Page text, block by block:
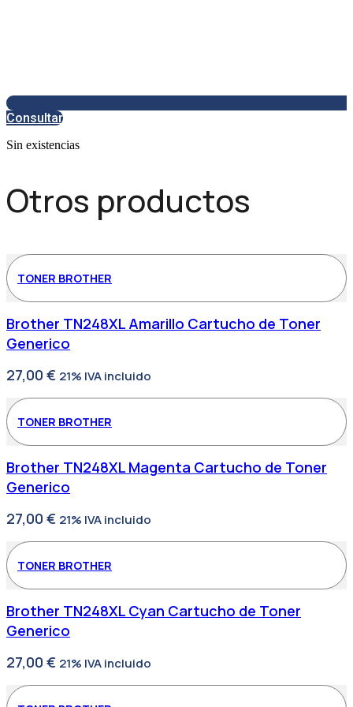
Consultar
Sin existencias
Otros productos
TONER BROTHER
Brother TN248XL Amarillo Cartucho de Toner
Generico
27,00 € 21% IVA incluido
TONER BROTHER
Brother TN248XL Magenta Cartucho de Toner
Generico
27,00 € 21% IVA incluido
TONER BROTHER
Brother TN248XL Cyan Cartucho de Toner
Generico
27,00 € 21% IVA incluido